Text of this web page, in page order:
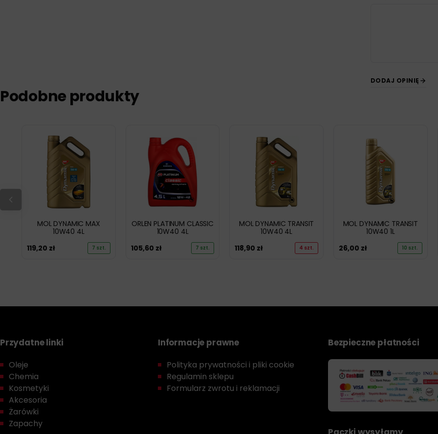
DODAJ OPINIĘ
Podobne produkty
MOL DYNAMIC MAX
10W40 4L
119,20 zł 7 szt.
ORLEN PLATINUM CLASSIC
10W40 4L
105,60 zł 7 szt.
MOL DYNAMIC TRANSIT
10W40 4L
118,90 zł 4 szt.
MOL DYNAMIC TRANSIT
10W40 1L
26,00 zł 10 szt.
Przydatne linki
Oleje
Chemia
Kosmetyki
Akcesoria
Żarówki
Zapachy
Informacje prawne
Polityka prywatności i pliki cookie
Regulamin sklepu
Formularz zwrotu i reklamacji
Bezpieczne płatności